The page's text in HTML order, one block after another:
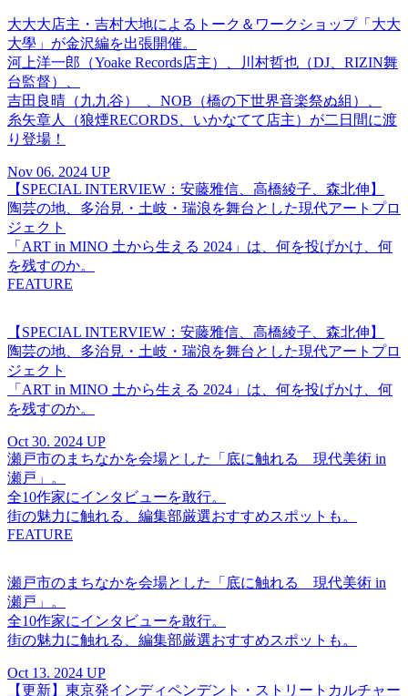
大大大店主・吉村大地によるトーク＆ワークショップ「大大
大學」が金沢編を出張開催。
河上洋一郎（Yoake Records店主）、川村哲也（DJ、RIZIN舞
台監督）、
吉田良晴（九九谷） 、NOB（橋の下世界音楽祭ぬ組）、
糸矢章人（狼煙RECORDS、いかなてて店主）が二日間に渡
り登場！
Nov 06. 2024 UP
【SPECIAL INTERVIEW：安藤雅信、高橋綾子、森北伸】
陶芸の地、多治見・土岐・瑞浪を舞台とした現代アートプロ
ジェクト
「ART in MINO 土から生える 2024」は、何を投げかけ、何
を残すのか。
FEATURE
【SPECIAL INTERVIEW：安藤雅信、高橋綾子、森北伸】
陶芸の地、多治見・土岐・瑞浪を舞台とした現代アートプロ
ジェクト
「ART in MINO 土から生える 2024」は、何を投げかけ、何
を残すのか。
Oct 30. 2024 UP
瀬戸市のまちなかを会場とした「底に触れる 現代美術 in
瀬戸」。
全10作家にインタビューを敢行。
街の魅力に触れる、編集部厳選おすすめスポットも。
FEATURE
瀬戸市のまちなかを会場とした「底に触れる 現代美術 in
瀬戸」。
全10作家にインタビューを敢行。
街の魅力に触れる、編集部厳選おすすめスポットも。
Oct 13. 2024 UP
【更新】東京発インディペンデント・ストリートカルチャー